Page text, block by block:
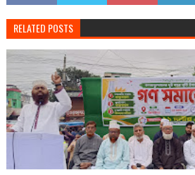
RELATED POSTS